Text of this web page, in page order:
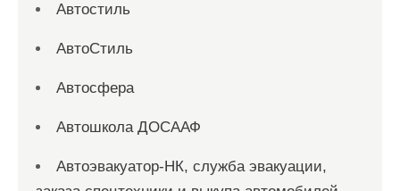
Автостиль
АвтоСтиль
Автосфера
Автошкола ДОСААФ
Автоэвакуатор-НК, служба эвакуации,